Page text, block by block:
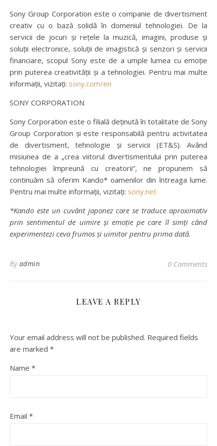
Sony Group Corporation este o companie de divertisment
creativ cu o bază solidă în domeniul tehnologiei. De la
servicii de jocuri și rețele la muzică, imagini, produse și
soluții electronice, soluții de imagistică și senzori și servicii
financiare, scopul Sony este de a umple lumea cu emoție
prin puterea creativității și a tehnologiei. Pentru mai multe
informații, vizitați: sony.com/en
SONY CORPORATION
Sony Corporation este o filială deținută în totalitate de Sony
Group Corporation și este responsabilă pentru activitatea
de divertisment, tehnologie și servicii (ET&S). Având
misiunea de a „crea viitorul divertismentului prin puterea
tehnologiei împreună cu creatorii”, ne propunem să
continuăm să oferim Kando* oamenilor din întreaga lume.
Pentru mai multe informații, vizitați: sony.net
*Kando este un cuvânt japonez care se traduce aproximativ
prin sentimentul de uimire și emoție pe care îl simți când
experimentezi ceva frumos și uimitor pentru prima dată.
By admin 0 Comments
LEAVE A REPLY
Your email address will not be published. Required fields
are marked *
Name *
Email *